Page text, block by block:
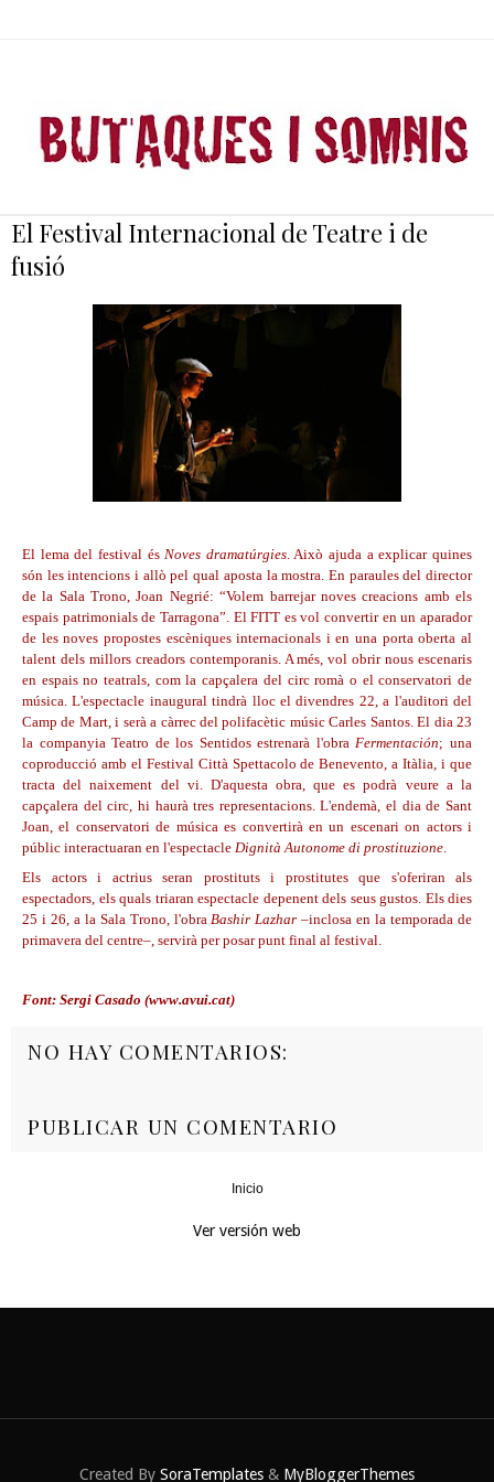
El Festival Internacional de Teatre i de
fusió
El lema del festivalésNoves dramatúrgies. Això ajuda a explicar quines
són les intencions i allò pel qual aposta la mostra. En paraules del director
de la Sala Trono, Joan Negrié: “Volem barrejar noves creacions amb els
espais patrimonials de Tarragona”. El FITT es vol convertir en un aparador
de les noves propostes escèniques internacionals i en una porta oberta al
talent dels millors creadors contemporanis. A més, vol obrir nous escenaris
en espais no teatrals, com la capçalera del circ romà o el conservatori de
música. L'espectacle inaugural tindrà lloc el divendres 22, a l'auditori del
Camp de Mart, i serà a càrrec del polifacètic músic Carles Santos. El dia 23
la companyia Teatro de los Sentidos estrenarà l'obraFermentación; una
coproducció amb el Festival Città Spettacolo de Benevento, a Itàlia, i que
tracta del naixement del vi. D'aquesta obra, que es podrà veure a la
capçalera del circ, hi haurà tres representacions. L'endemà, el dia de Sant
Joan, el conservatori de música es convertirà en un escenari on actors i
públic interactuaran en l'espectacle Dignità Autonome di prostituzione.
Els actors i actrius seran prostituts i prostitutes que s'oferiran als
espectadors, els quals triaran espectacle depenent dels seus gustos. Els dies
25 i 26, a la Sala Trono, l'obraBashir Lazhar –inclosa en la temporada de
primavera del centre–, servirà per posar punt final al festival.
Font: Sergi Casado (www.avui.cat)
NO HAY COMENTARIOS:
PUBLICAR UN COMENTARIO
Inicio
Ver versión web
Created By SoraTemplates & MyBloggerThemes